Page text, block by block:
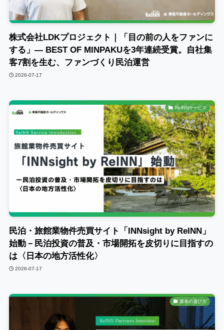
株式会社LDKプロジェクト｜「目の前の人をファンに
する」― BEST OF MINPAKUを3年連続受賞。自社集
客7割を生む、ファンづくり民泊運営
2026-07-17
ReINNサービス
民泊・旅館業物件売買サイト「INNsight by ReINN」
始動－民泊投資の普及・市場開拓を皮切りに目指すの
は〈日本の地方活性化〉
2026-07-17
業者の選び方